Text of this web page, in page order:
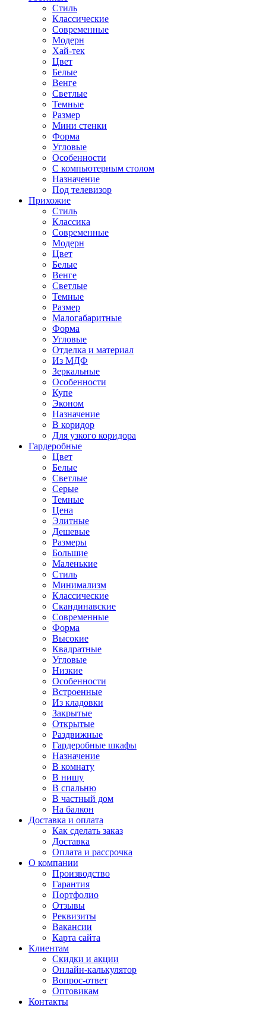
Стиль
Классические
Современные
Модерн
Хай-тек
Цвет
Белые
Венге
Светлые
Темные
Размер
Мини стенки
Форма
Угловые
Особенности
С компьютерным столом
Назначение
Под телевизор
Прихожие
Стиль
Классика
Современные
Модерн
Цвет
Белые
Венге
Светлые
Темные
Размер
Малогабаритные
Форма
Угловые
Отделка и материал
Из МДФ
Зеркальные
Особенности
Купе
Эконом
Назначение
В коридор
Для узкого коридора
Гардеробные
Цвет
Белые
Светлые
Серые
Темные
Цена
Элитные
Дешевые
Размеры
Большие
Маленькие
Стиль
Минимализм
Классические
Скандинавские
Современные
Форма
Высокие
Квадратные
Угловые
Низкие
Особенности
Встроенные
Из кладовки
Закрытые
Открытые
Раздвижные
Гардеробные шкафы
Назначение
В комнату
В нишу
В спальню
В частный дом
На балкон
Доставка и оплата
Как сделать заказ
Доставка
Оплата и рассрочка
О компании
Производство
Гарантия
Портфолио
Отзывы
Реквизиты
Вакансии
Карта сайта
Клиентам
Скидки и акции
Онлайн-калькулятор
Вопрос-ответ
Оптовикам
Контакты